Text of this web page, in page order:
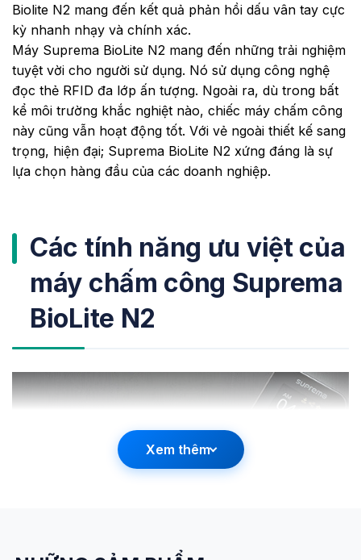
Biolite N2 mang đến kết quả phản hồi dấu vân tay cực
kỳ nhanh nhạy và chính xác.
Máy Suprema BioLite N2 mang đến những trải nghiệm
tuyệt vời cho người sử dụng. Nó sử dụng công nghệ
đọc thẻ RFID đa lớp ấn tượng. Ngoài ra, dù trong bất
kể môi trường khắc nghiệt nào, chiếc máy chấm công
này cũng vẫn hoạt động tốt. Với vẻ ngoài thiết kế sang
trọng, hiện đại; Suprema BioLite N2 xứng đáng là sự
lựa chọn hàng đầu của các doanh nghiệp.
Các tính năng ưu việt của
máy chấm công Suprema
BioLite N2
Xem thêm